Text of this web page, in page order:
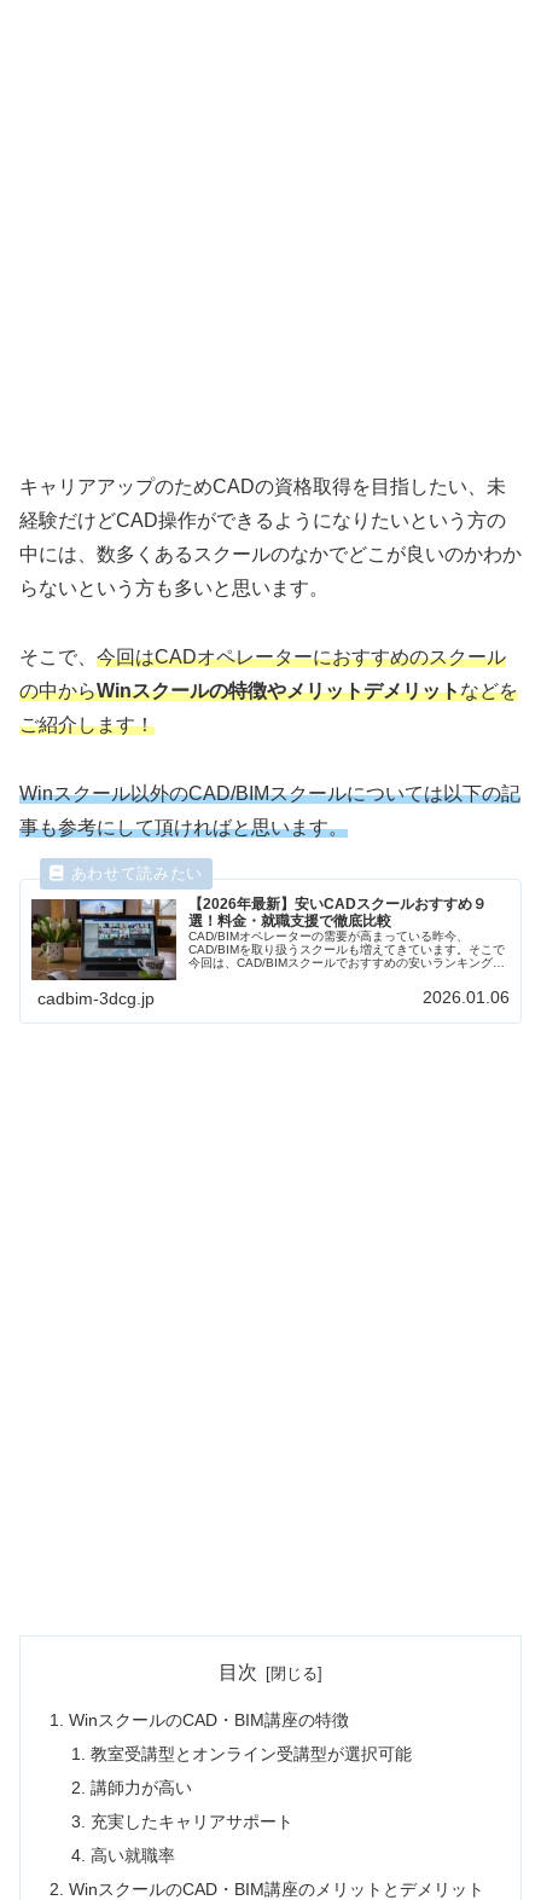
キャリアアップのためCADの資格取得を目指したい、未
経験だけどCAD操作ができるようになりたいという方の
中には、数多くあるスクールのなかでどこが良いのかわか
らないという方も多いと思います。
そこで、 今回はCADオペレーターにおすすめのスクール
の中からWinスクールの特徴やメリットデメリットなどを
ご紹介します！
Winスクール以外のCAD/BIMスクールについては以下の記
事も参考にして頂ければと思います。
【2026年最新】安いCADスクールおすすめ９
選！料金・就職支援で徹底比較
CAD/BIMオペレーターの需要が高まっている昨今、
CAD/BIMを取り扱うスクールも増えてきています。そこで
今回は、CAD/BIMスクールでおすすめの安いランキングを
しスクール選びの参考にしていただければと思います。
cadbim-3dcg.jp 2026.01.06
目次
WinスクールのCAD・BIM講座の特徴
教室受講型とオンライン受講型が選択可能
講師力が高い
充実したキャリアサポート
高い就職率
WinスクールのCAD・BIM講座のメリットとデメリット